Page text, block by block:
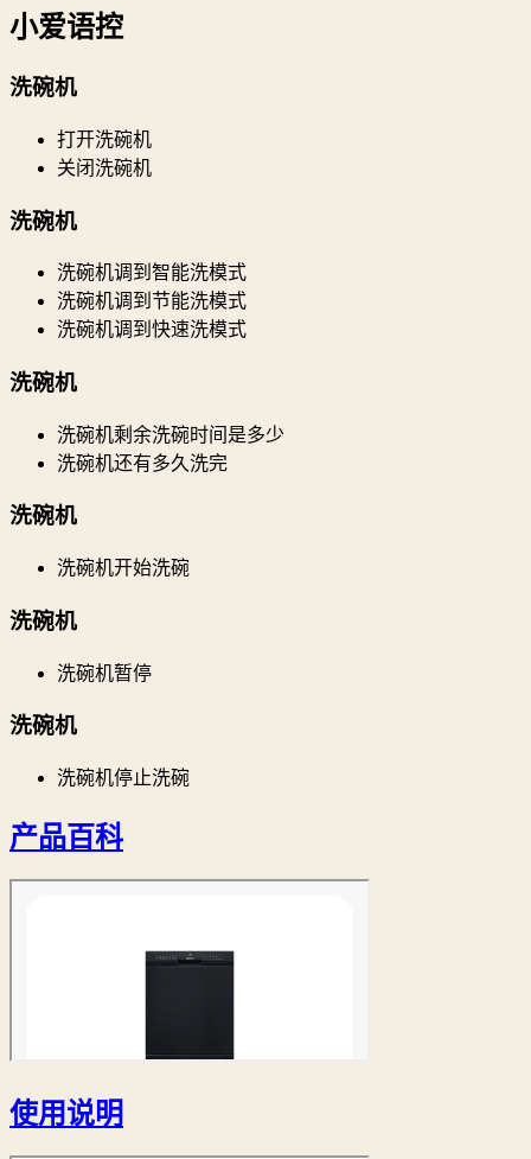
小爱语控
洗碗机
打开洗碗机
关闭洗碗机
洗碗机
洗碗机调到智能洗模式
洗碗机调到节能洗模式
洗碗机调到快速洗模式
洗碗机
洗碗机剩余洗碗时间是多少
洗碗机还有多久洗完
洗碗机
洗碗机开始洗碗
洗碗机
洗碗机暂停
洗碗机
洗碗机停止洗碗
产品百科
使用说明